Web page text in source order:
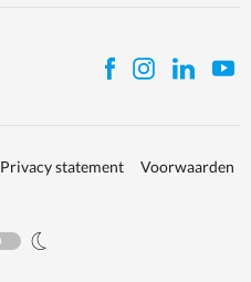
Privacy statement
Voorwaarden